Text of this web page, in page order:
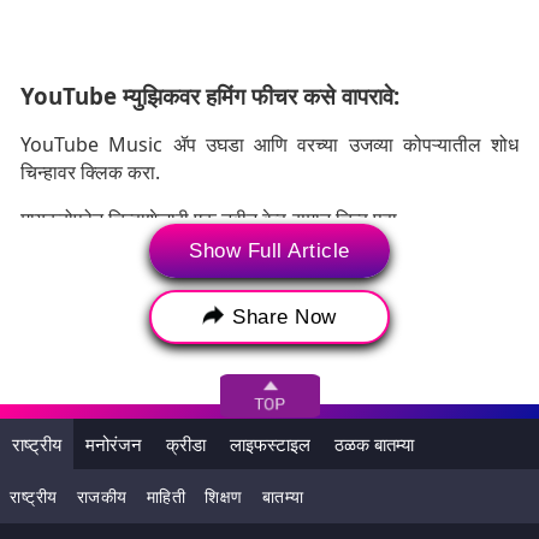
YouTube म्युझिकवर हमिंग फीचर कसे वापरावे:
YouTube Music ॲप उघडा आणि वरच्या उजव्या कोपऱ्यातील शोध
चिन्हावर क्लिक करा.
मायक्रोफोन चिन्हाशेजारी एक नवीन वेव्ह-समान चिन्ह पहा.
या चिन्हावर क्लिक करा, जे तुम्हाला तळाशी प्रदर्शित केलेल्या लहरीसारखे
ॲनिमेशनसह "गाणे वाजवा, गाणे किंवा गुणगुणणे" असे प्रॉम्प्ट करणाऱ्या
Show Full Article
Share Now
राष्ट्रीय मनोरंजन क्रीडा लाइफस्टाइल ठळक बातम्या
राष्ट्रीय राजकीय माहिती शिक्षण बातम्या